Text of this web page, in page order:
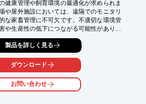
健康管理や飼育環境の最適化が求められま
や屋外施設においては、遠隔でのモニタリ
な家畜管理に不可欠です。不適切な環境管
や生産性の低下につながる可能性がありま
防水 出力ユニットは、最大100台の送信機
信し、遠隔での操作を可能にします。
や給餌機の遠隔操作
製品を詳しく見る
ダウンロード
お問い合わせ